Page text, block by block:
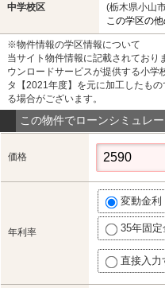
中学校区
(栃木県小山
この学区の
※物件情報の学区情報について
当サイト物件情報に記載されてお
ウンロードサービスが提供する小
タ【2021年度】を元に加工したも
る場合がございます。
この物件でローンシミュレ
価格
年利率
変動金利
35年固
直接入力